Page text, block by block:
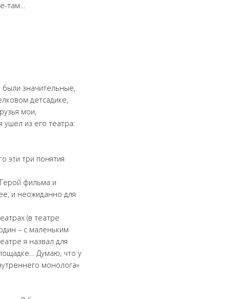
там…
значительные,
детсадике,
мои,
ушел из его театра:
эти три понятия
фильма и
и неожиданно для
(в театре
– с маленьким
я назвал для
Думаю, что у
монолога»